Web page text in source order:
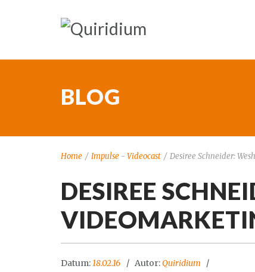
BLOG
Home / Impulse - Videocast / Desiree Schneider:
DESIREE
Datum:18.02.16 Autor:Quiridium